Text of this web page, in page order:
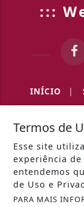
:::
INÍCIO |
Termos de
Esse site
experiência de
entendemos
de Uso e
PARA MAIS